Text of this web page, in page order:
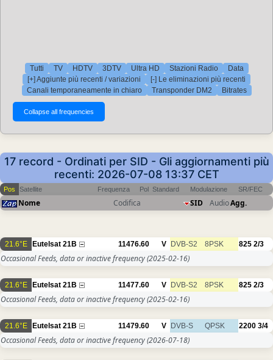
Tutti TV HDTV 3DTV Ultra HD Stazioni Radio
Data
[+] Aggiunte più recenti / variazioni
[-] Le eliminazioni più recenti
Canali temporaneamente in chiaro
Transponder DM2 Bitrates
17 record - Ordinati per SID - Gli aggiornamenti più
recenti: 2026-07-08 13:37 CET
Pos Satellite Frequenza Pol Standard Modulazione SR/FEC
Nome Codifica SID AudioAgg.
21.6°E Eutelsat 21B 11476.60 V DVB-S2 8PSK 825 2/3
Occasional Feeds, data or inactive frequency(2025-02-16)
21.6°E Eutelsat 21B 11477.60 V DVB-S2 8PSK 825 2/3
Occasional Feeds, data or inactive frequency(2025-02-16)
21.6°E Eutelsat 21B 11479.60 V DVB-S QPSK 2200 3/4
Occasional Feeds, data or inactive frequency(2026-07-18)